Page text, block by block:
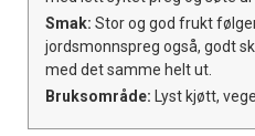
Smak: Stor og god frukt
jordsmonnspreg også, godt
med det samme helt ut.
Bruksområde: Lyst kjøtt,